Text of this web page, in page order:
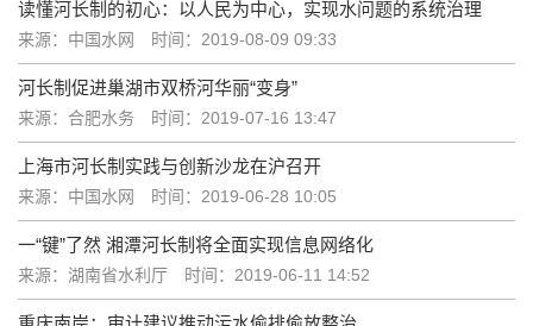
读懂河长制的初心：以人民为中心，实现水问题的系统治理
来源：中国水网 时间：2019-08-09 09:33
河长制促进巢湖市双桥河华丽“变身”
来源：合肥水务 时间：2019-07-16 13:47
上海市河长制实践与创新沙龙在沪召开
来源：中国水网 时间：2019-06-28 10:05
一“键”了然 湘潭河长制将全面实现信息网络化
来源：湖南省水利厅 时间：2019-06-11 14:52